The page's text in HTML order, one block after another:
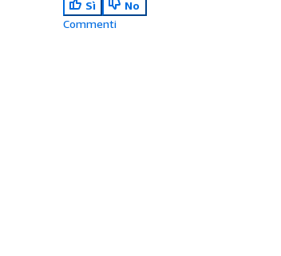
Sì
No
Commenti